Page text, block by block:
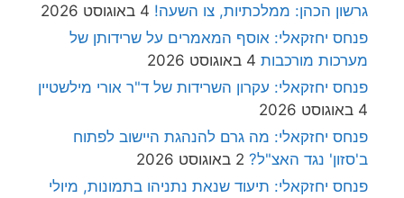
גרשון הכהן: ממלכתיות, צו השעה! 4 באוגוסט 2026
פנחס יחזקאלי: אוסף המאמרים על שרידותן של
מערכות מורכבות 4 באוגוסט 2026
פנחס יחזקאלי: עקרון השרידות של ד"ר אורי מילשטיין
4 באוגוסט 2026
פנחס יחזקאלי: מה גרם להנהגת היישוב לפתוח
ב'סזון' נגד האצ"ל? 2 באוגוסט 2026
פנחס יחזקאלי: תיעוד שנאת נתניהו בתמונות, מיולי